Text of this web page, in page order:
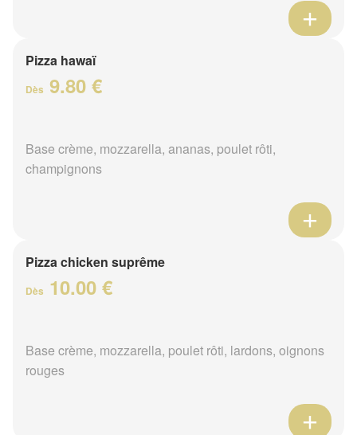
Pizza hawaï
Dès 9.80 €
Base crème, mozzarella, ananas, poulet rôti,
champignons
Pizza chicken suprême
Dès 10.00 €
Base crème, mozzarella, poulet rôti, lardons, oignons
rouges